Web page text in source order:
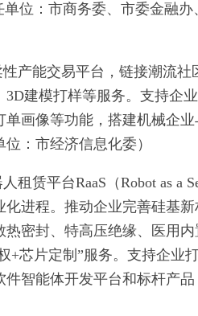
位：市商务委、市委金融
产能交易平台，链接潮流社
建模打样等服务。支持企
画像等功能，搭建机械企
：市经济信息化委）
租赁平台RaaS（Robot as a
进程。推动企业完善硅基新
密封、特高压绝缘、医用
芯片定制”服务。支持企业
智能体开发平台和标杆产品